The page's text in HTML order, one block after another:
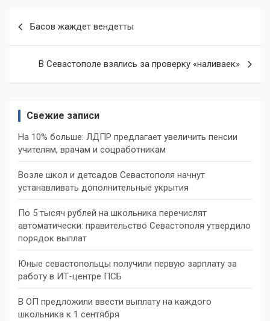
записям
Басов жаждет вендетты
В Севастополе взялись за проверку «наливаек»
Свежие записи
На 10% больше: ЛДПР предлагает увеличить пенсии
учителям, врачам и соцработникам
Возле школ и детсадов Севастополя начнут
устанавливать дополнительные укрытия
По 5 тысяч рублей на школьника перечислят
автоматически: правительство Севастополя утвердило
порядок выплат
Юные севастопольцы получили первую зарплату за
работу в ИТ-центре ПСБ
В ОП предложили ввести выплату на каждого
школьника к 1 сентября